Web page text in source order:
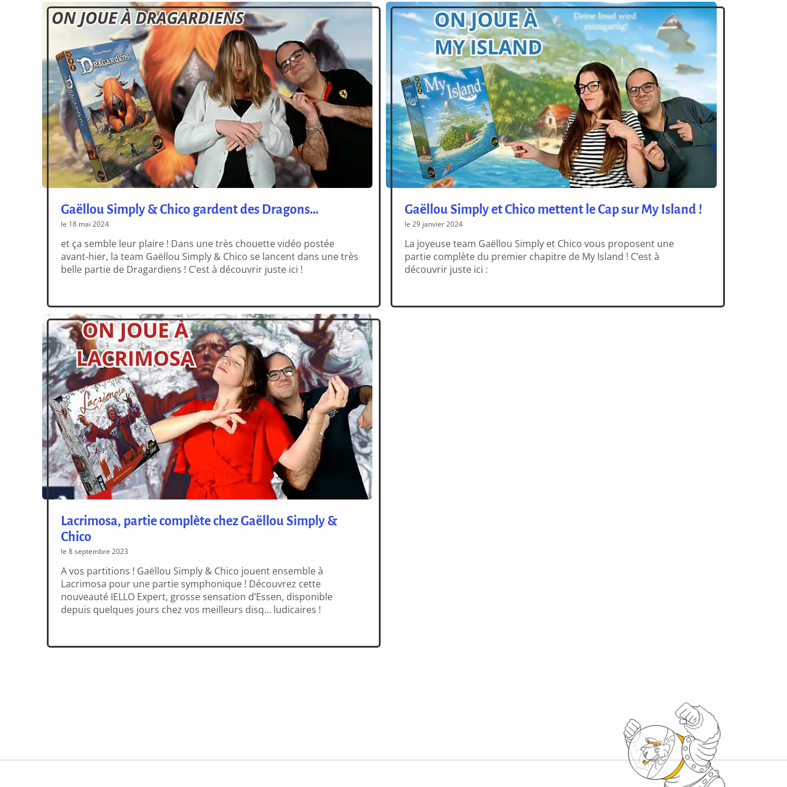
Gaëllou Simply & Chico gardent des Dragons…
le 18 mai 2024
et ça semble leur plaire ! Dans une très chouette vidéo postée
avant-hier, la team Gaëllou Simply & Chico se lancent dans une très
belle partie de Dragardiens ! C’est à découvrir juste ici !
Gaëllou Simply et Chico mettent le Cap sur My Island !
le 29 janvier 2024
La joyeuse team Gaëllou Simply et Chico vous proposent une
partie complète du premier chapitre de My Island ! C’est à
découvrir juste ici :
Lacrimosa, partie complète chez Gaëllou Simply &
Chico
le 8 septembre 2023
A vos partitions ! Gaëllou Simply & Chico jouent ensemble à
Lacrimosa pour une partie symphonique ! Découvrez cette
nouveauté IELLO Expert, grosse sensation d’Essen, disponible
depuis quelques jours chez vos meilleurs disq… ludicaires !